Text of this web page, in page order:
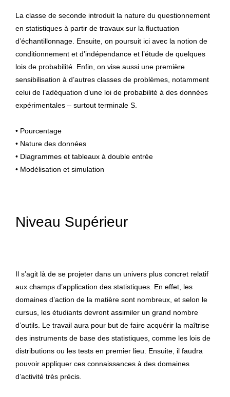
La classe de seconde introduit la nature du questionnement
en statistiques à partir de travaux sur la fluctuation
d’échantillonnage. Ensuite, on poursuit ici avec la notion de
conditionnement et d’indépendance et l’étude de quelques
lois de probabilité. Enfin, on vise aussi une première
sensibilisation à d’autres classes de problèmes, notamment
celui de l’adéquation d’une loi de probabilité à des données
expérimentales – surtout terminale S.
• Pourcentage
• Nature des données
• Diagrammes et tableaux à double entrée
• Modélisation et simulation
Niveau Supérieur
Il s’agit là de se projeter dans un univers plus concret relatif
aux champs d’application des statistiques. En effet, les
domaines d’action de la matière sont nombreux, et selon le
cursus, les étudiants devront assimiler un grand nombre
d’outils. Le travail aura pour but de faire acquérir la maîtrise
des instruments de base des statistiques, comme les lois de
distributions ou les tests en premier lieu. Ensuite, il faudra
pouvoir appliquer ces connaissances à des domaines
d’activité très précis.